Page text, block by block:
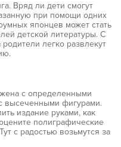
Вряд ли дети смогут
при помощи одних
японцев может стать
детской литературы. С
легко развлекут
с определенными
высеченными фигурами.
издание руками, как
полиграфические
с радостью возьмутся за